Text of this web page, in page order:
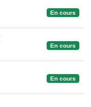
En cours
En cours
En cours